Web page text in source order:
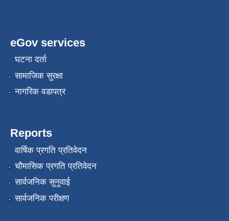
eGov services
घटना दर्ता
सामाजिक सुरक्षा
नागरिक वडापत्र
Reports
वार्षिक प्रगति प्रतिवेदन
चौमासिक प्रगति प्रतिवेदन
सार्वजनिक सुनुवाई
सार्वजनिक परीक्षण